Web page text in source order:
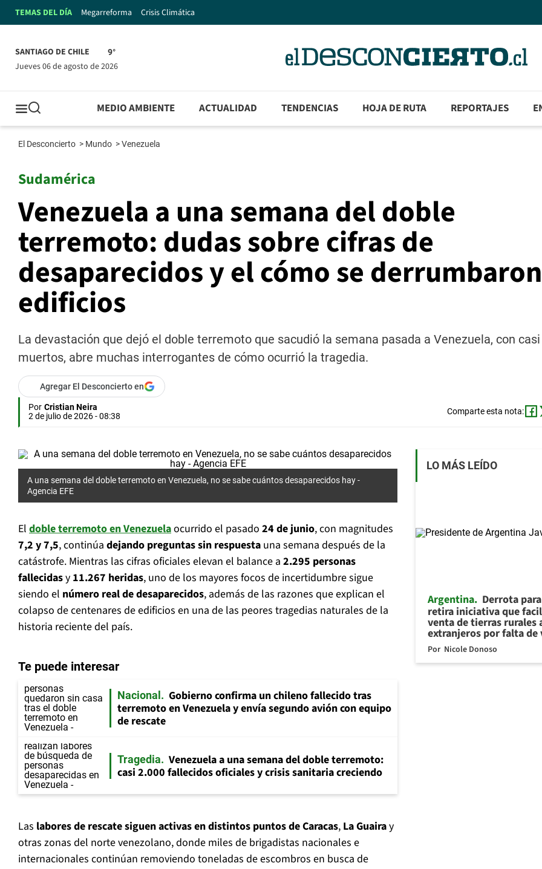
TEMAS DEL DÍA Megarreforma Crisis Climática
SANTIAGO DE CHILE 9°
jueves 06 de agosto de 2026
MEDIO AMBIENTE ACTUALIDAD TENDENCIAS HOJA DE RUTA REPORTAJES
El Desconcierto > Mundo >Venezuela
Sudamérica
Venezuela a una semana del doble
terremoto: dudas sobre cifras de
desaparecidos y el cómo se derrumbaron
edificios
La devastación que dejó el doble terremoto que sacudió la semana pasada a Venezuela, con
muertos, abre muchas interrogantes de cómo ocurrió la tragedia.
Agregar El Desconcierto en
Por Cristian Neira
2 de julio de 2026 - 08:38
Comparte esta nota:
A una semana del doble terremoto en Venezuela, no se sabe cuántos desaparecidos hay -
Agencia EFE
El doble terremoto en Venezuelaocurrido el pasado 24 de junio, con magnitudes
7,2 y 7,5, continúa dejando preguntas sin respuesta una semana después de la
catástrofe. Mientras las cifras oficiales elevan el balance a 2.295 personas
fallecidasy 11.267 heridas, uno de los mayores focos de incertidumbre sigue
siendo el número real dedesaparecidos, además de las razones que explican el
colapso de centenares de edificios en una de las peores tragedias naturales de la
historia reciente del país.
Te puede interesar
Nacional
Gobierno confirma un chileno fallecido tras
terremoto en Venezuela y envía segundo avión con equipo
de rescate
Tragedia
Venezuela a una semana del doble terremoto:
casi 2.000 fallecidos oficiales y crisis sanitaria creciendo
Las labores de rescate siguen activas en distintos puntos deCaracas, La Guairay
otras zonas del norte venezolano, donde miles de brigadistas nacionales e
internacionales continúan removiendo toneladas de escombros en busca de
LO MÁS LEÍDO
Argentina Derrota
retira iniciativa que
venta de tierras rurales
extranjeros por falta de
Por Nicole Donoso